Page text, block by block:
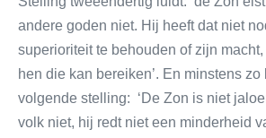
andere goden niet. Hij heeft dat niet
superioriteit te behouden of zijn
hen die kan bereiken’. En minstens
volgende stelling: ‘De Zon is niet
volk niet, hij redt niet een minderheid